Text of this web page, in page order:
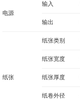
电源
输入
输出
纸张
纸张类别
纸张宽度
纸张厚度
纸卷外径